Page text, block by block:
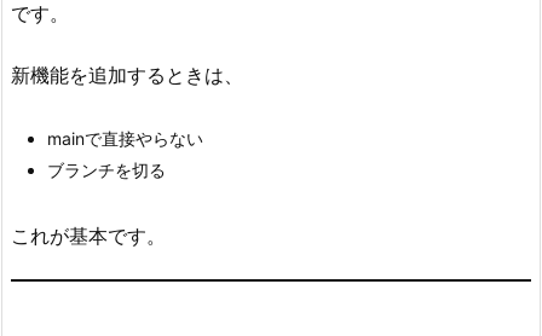
視
7.
リ
ー
総
です。
新機能を追加するときは、
mainで直接やらない
ブランチを切る
これが基本です。